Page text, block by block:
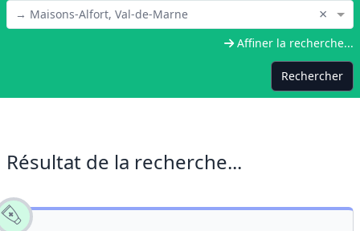
→ Maisons-Alfort, Val-de-Marne ×
Affiner la recherche...
Rechercher
Résultat de la recherche...